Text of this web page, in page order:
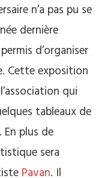
n’a pas pu se
dernière
d’organiser
Cette exposition
qui
tableaux de
plus de
sera
Pavan. Il ​​